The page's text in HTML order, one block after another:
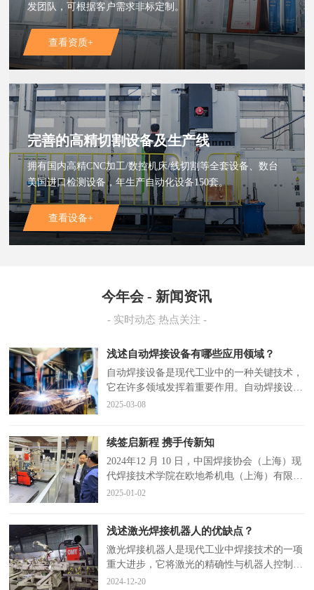
发团队，可根据客户需求非标定制。
查看资质+
完善的高精切割设备及生产线
拥有国内高精CNC加工/数控机床/线切割等全套设备、数台
美国进口检测设备，年生产自动化设备150套。
查看设备+
今年会 - 新闻资讯
- 实时动态 热点关注 -
浅述自动焊接设备有哪些应用领域？
自动焊接设备是现代工业中的一种关键技术，
它在许多领域发挥着重要作用。自动焊接设备
利用先进的技术和系统，能够实现高效、精
2025-03-08
续签启新程 携手传新知
2024年12 月 10 日，中国焊接协会（上海）现
代焊接技术学院在欧地希机电（上海）有限公
司技术中心举行了续签揭牌仪式…
2025-01-02
浅述激光焊接机器人的优缺点？
激光焊接机器人是现代工业中焊接技术的一项
重大进步，它将激光的精确性与机器人控制的
自动化相结合，为制造业带来了更高效、精
2024-12-20